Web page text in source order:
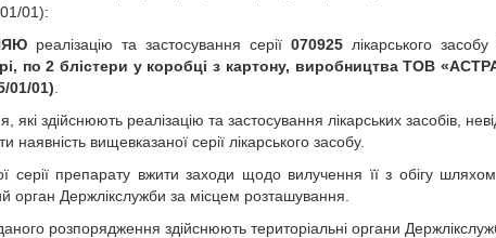
01):
реалізацію та застосування серії070925 лікарського
по 2 блістери у коробці з картону, виробництва ТОВ
01/01)
які здійснюють реалізацію та застосування лікарських засобів,
наявність вищевказаної серії лікарського засобу.
серії препарату вжити заходи щодо вилучення її з обігу
орган Держлікслужби за місцем розташування.
розпорядження здійснюють територіальні органи